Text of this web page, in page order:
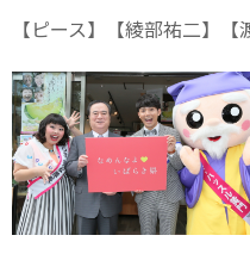
【ピース】【綾部祐二】【